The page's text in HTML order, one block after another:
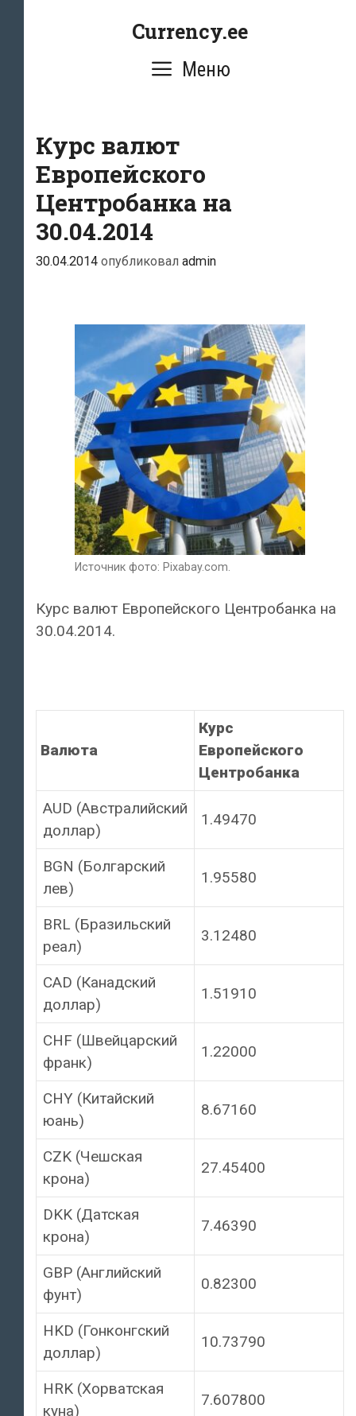
Currency.ee
Меню
Курс валют
Европейского
Центробанка на
30.04.2014
30.04.2014 опубликовал admin
Источник фото: Pixabay.com.
Курс валют Европейского Центробанка на
30.04.2014.
Валюта
Курс
Европейского
Центробанка
AUD (Австралийский
доллар)
1.49470
BGN (Болгарский
лев)
1.95580
BRL (Бразильский
реал)
3.12480
CAD (Канадский
доллар)
1.51910
CHF (Швейцарский
франк)
1.22000
CHY (Китайский
юань)
8.67160
CZK (Чешская
крона)
27.45400
DKK (Датская
крона)
7.46390
GBP (Английский
фунт)
0.82300
HKD (Гонконгский
доллар)
10.73790
HRK (Хорватская
куна)
7.607800